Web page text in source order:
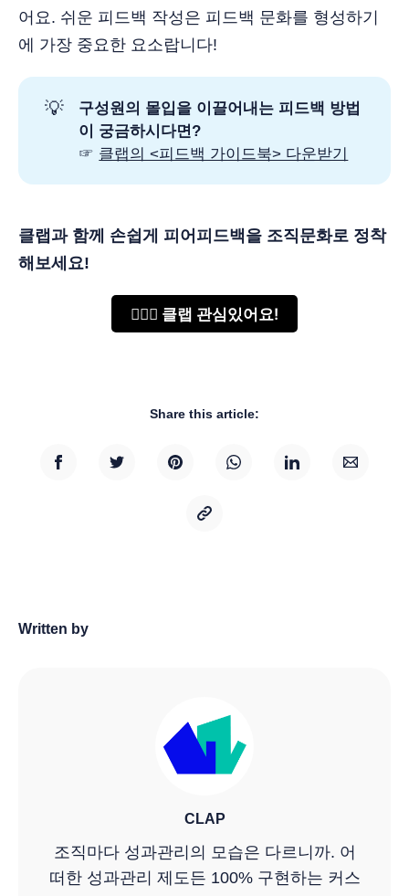
어요. 쉬운 피드백 작성은 피드백 문화를 형성하기
에 가장 중요한 요소랍니다!
💡
구성원의 몰입을 이끌어내는 피드백 방법
이 궁금하시다면?
☞ 클랩의 <피드백 가이드북> 다운받기
클랩과 함께 손쉽게 피어피드백을 조직문화로 정착
해보세요!
🙋🏻‍♂️ 클랩 관심있어요!
Share this article:
Written by
CLAP
조직마다 성과관리의 모습은 다르니까. 어
떠한 성과관리 제도든 100% 구현하는 커스